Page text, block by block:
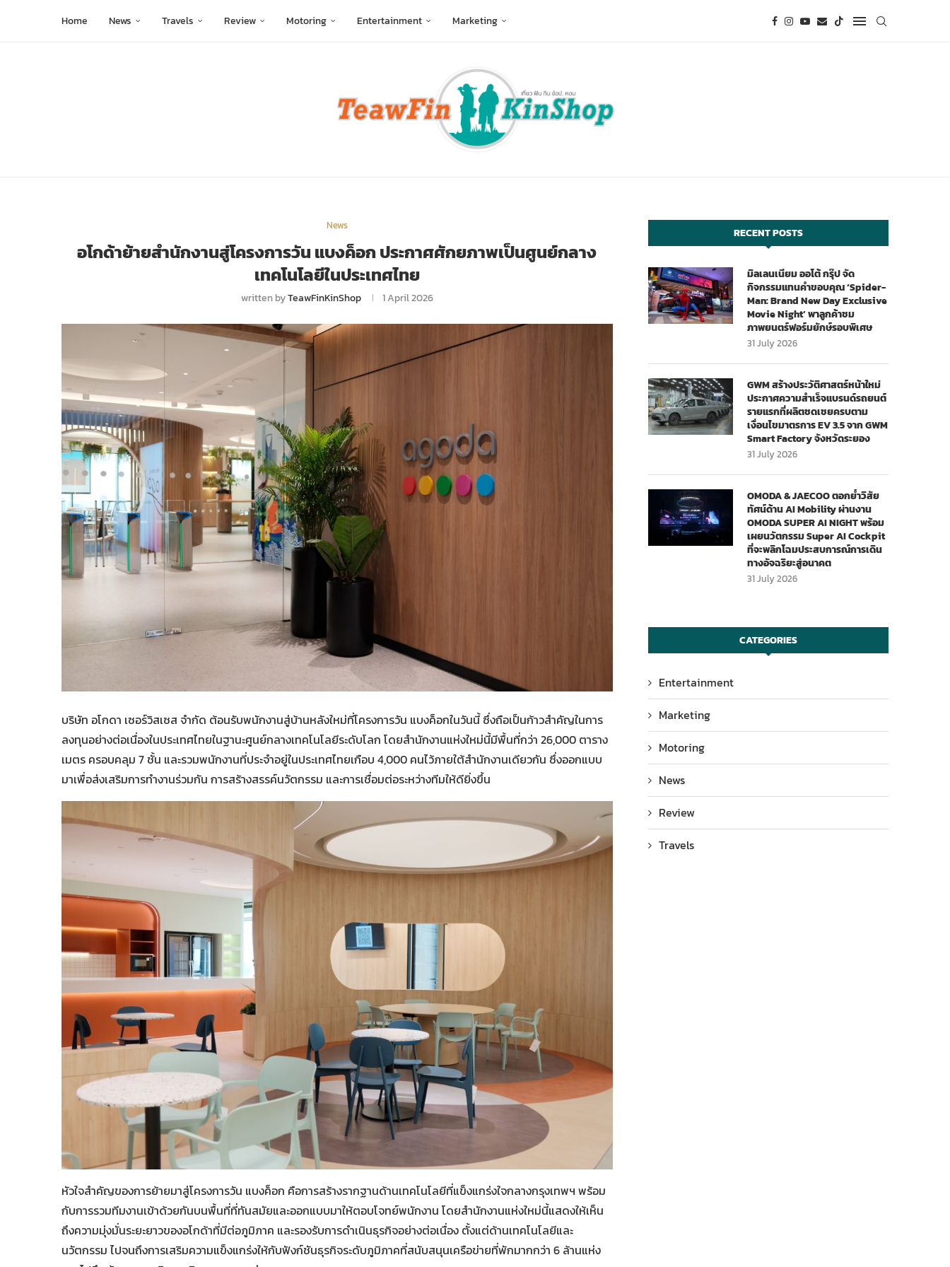
Home News Travels Review Motoring Entertainment Marketing
News
อโกด้าย้ายสำนักงานสู่โครงการวัน แบงค็อก ประกาศศักยภาพเป็นศูนย์กลาง
เทคโนโลยีในประเทศไทย
written byTeawFinKinShop 1 April 2026
บริษัท อโกดา เซอร์วิสเซส จำกัด ต้อนรับพนักงานสู่บ้านหลังใหม่ที่โครงการวัน แบงค็อกในวันนี้ ซึ่งถือเป็นก้าวสำคัญในการ
ลงทุนอย่างต่อเนื่องในประเทศไทยในฐานะศูนย์กลางเทคโนโลยีระดับโลก โดยสำนักงานแห่งใหม่นี้มีพื้นที่กว่า 26,000 ตาราง
เมตร ครอบคลุม 7 ชั้น และรวมพนักงานที่ประจำอยู่ในประเทศไทยเกือบ 4,000 คนไว้ภายใต้สำนักงานเดียวกัน ซึ่งออกแบบ
มาเพื่อส่งเสริมการทำงานร่วมกัน การสร้างสรรค์นวัตกรรม และการเชื่อมต่อระหว่างทีมให้ดียิ่งขึ้น
หัวใจสำคัญของการย้ายมาสู่โครงการวัน แบงค็อก คือการสร้างรากฐานด้านเทคโนโลยีที่แข็งแกร่งใจกลางกรุงเทพฯ พร้อม
กับการรวมทีมงานเข้าด้วยกันบนพื้นที่ที่ทันสมัยและออกแบบมาให้ตอบโจทย์พนักงาน โดยสำนักงานแห่งใหม่นี้แสดงให้เห็น
ถึงความมุ่งมั่นระยะยาวของอโกด้าที่มีต่อภูมิภาค และรองรับการดำเนินธุรกิจอย่างต่อเนื่อง ตั้งแต่ด้านเทคโนโลยีและ
นวัตกรรม ไปจนถึงการเสริมความแข็งแกร่งให้กับฟังก์ชันธุรกิจระดับภูมิภาคที่สนับสนุนเครือข่ายที่พักมากกว่า 6 ล้านแห่ง
RECENT POSTS
มิลเลนเนียม ออโต้ กรุ๊ป จัด
กิจกรรมแทนคำขอบคุณ ‘Spider-
Man: Brand New Day Exclusive
Movie Night’ พาลูกค้าชม
ภาพยนตร์ฟอร์มยักษ์รอบพิเศษ
31 July 2026
GWM สร้างประวัติศาสตร์หน้าใหม่
ประกาศความสำเร็จแบรนด์รถยนต์
รายแรกที่ผลิตชดเชยครบตาม
เงื่อนไขมาตรการ EV 3.5 จาก GWM
Smart Factory จังหวัดระยอง
31 July 2026
OMODA & JAECOO ตอกย้ำวิสัย
ทัศน์ด้าน AI Mobility ผ่านงาน
OMODA SUPER AI NIGHT พร้อม
เผยนวัตกรรม Super AI Cockpit
ที่จะพลิกโฉมประสบการณ์การเดิน
ทางอัจฉริยะสู่อนาคต
31 July 2026
CATEGORIES
Entertainment
Marketing
Motoring
News
Review
Travels